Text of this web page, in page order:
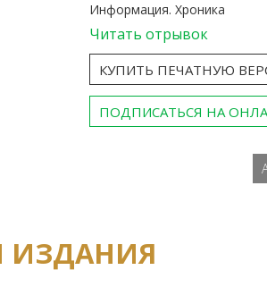
Информация. Хроника
Читать отрывок
КУПИТЬ ПЕЧАТНУЮ
ПОДПИСАТЬСЯ НА